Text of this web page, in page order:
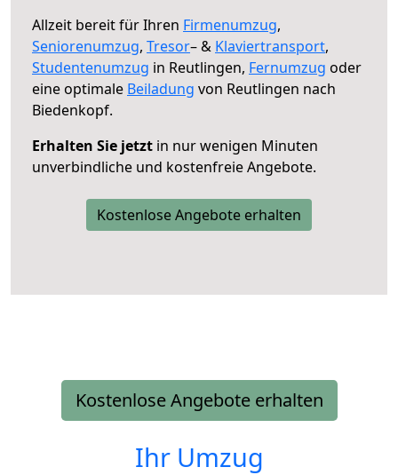
Allzeit bereit für Ihren Firmenumzug,
Seniorenumzug, Tresor– & Klaviertransport,
Studentenumzug in Reutlingen, Fernumzug oder
eine optimale Beiladung von Reutlingen nach
Biedenkopf.
Erhalten Sie jetzt in nur wenigen Minuten
unverbindliche und kostenfreie Angebote.
Kostenlose Angebote erhalten
Kostenlose Angebote erhalten
Ihr Umzug